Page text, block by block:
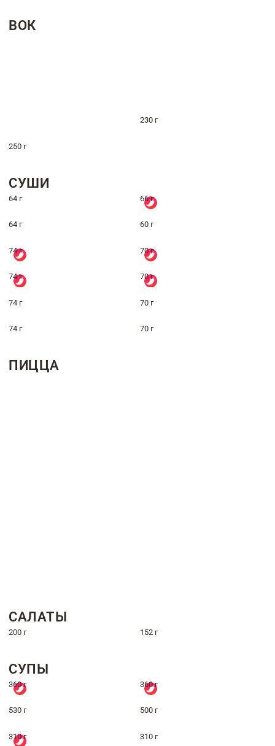
ВОК
230 г
250 г
СУШИ
64 г 66 г
64 г 60 г
74 г 70 г
74 г 70 г
74 г 70 г
74 г 70 г
ПИЦЦА
САЛАТЫ
200 г 152 г
СУПЫ
360 г 360 г
530 г 500 г
310 г 310 г